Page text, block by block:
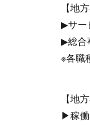
【地
▶サー
▶総合
※各職
【地
▶稼働